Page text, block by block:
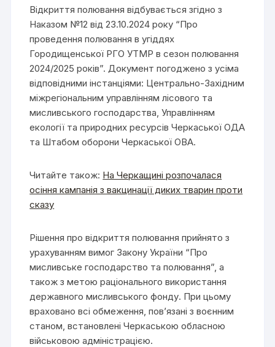
Відкриття полювання відбувається згідно з
Наказом №12 від 23.10.2024 року “Про
проведення полювання в угіддях
Городищенської РГО УТМР в сезон полювання
2024/2025 років”. Документ погоджено з усіма
відповідними інстанціями: Центрально-Західним
міжрегіональним управлінням лісового та
мисливського господарства, Управлінням
екології та природних ресурсів Черкаської ОДА
та Штабом оборони Черкаської ОВА.
Читайте також: На Черкащині розпочалася
осіння кампанія з вакцинації диких тварин проти
сказу
Рішення про відкриття полювання прийнято з
урахуванням вимог Закону України “Про
мисливське господарство та полювання”, а
також з метою раціонального використання
державного мисливського фонду. При цьому
враховано всі обмеження, пов’язані з воєнним
станом, встановлені Черкаською обласною
військовою адміністрацією.